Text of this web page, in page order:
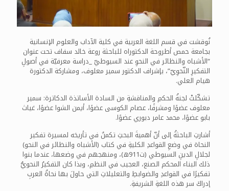
نُوقشت في قسم اللغة العربية في كلية الآداب والعلوم الإنسانية
بجامعة حمص أطروحة الدكتوراه للباحثة روعة خالد سفاف تحت عنوان
“الأشباه والنظائر في النحوِ عند السيوطيّ _دراسة معرفيّة في أصولِ
التفكيرِ النّحوِيّ”، بإشراف الدكتور سمير معلوف، ومشاركة الدكتورة
هيام العلي.
تشكّلتْ لجنةُ الحكمِ والمناقشةِ من السادة الأساتذة الدكاترة: سمير
معلوف عضوًا ومشرفًا، عصام الكوسى عضوًا، أيمن الشوا عضوًا، غياث
بابو عضوًا، محمد عامر دبوري عضوًا.
أشارتِ الباحثةُ إلى أنّ أهميةَ البحثِ تكمنُ في تأريخه لمسيرة تفكير
النحاة في وضعِ القواعدِ الكليةِ في كتاب (الأشباه والنظائر في النحو)
لجلالِ الدينِ السيوطي (ت911ه)، ومنهجهم في وضعها، عندما بنوا
ذلك البناء المحكم الصنع، العجيب في النظمِ، وبذا كان التفكيرُ النحويُّ
تفكيرًا في القواعدِ والضوابطِ والتعليلاتِ التي حاولَ بها نحاةُ العربِ
إدراكَ سر هذه اللغةِ الشريفةِ.